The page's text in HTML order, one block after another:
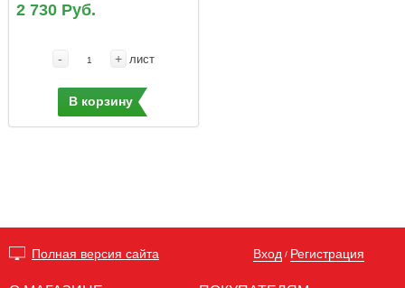
2 730 Руб.
- + лист
В корзину
Полная версия сайта Вход / Регистрация